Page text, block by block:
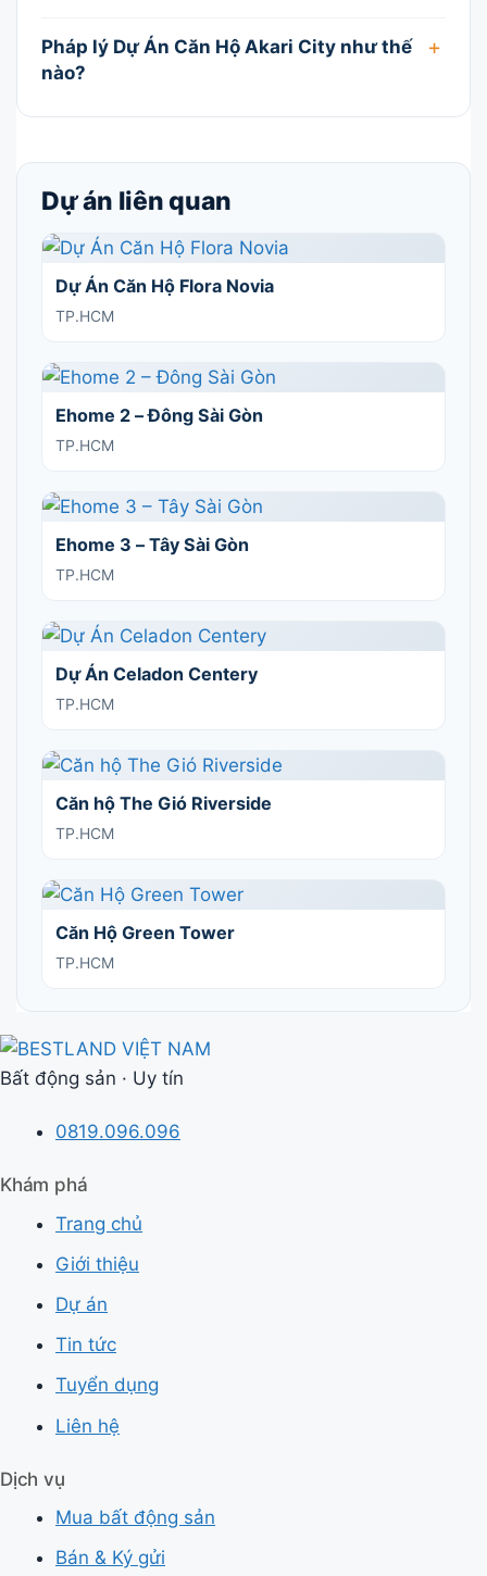
Pháp lý Dự Án Căn Hộ Akari City như thế
nào?
Dự án liên quan
Dự Án Căn Hộ Flora Novia
TP.HCM
Ehome 2 – Đông Sài Gòn
TP.HCM
Ehome 3 – Tây Sài Gòn
TP.HCM
Dự Án Celadon Centery
TP.HCM
Căn hộ The Gió Riverside
TP.HCM
Căn Hộ Green Tower
TP.HCM
Bất động sản · Uy tín
0819.096.096
Khám phá
Trang chủ
Giới thiệu
Dự án
Tin tức
Tuyển dụng
Liên hệ
Dịch vụ
Mua bất động sản
Bán & Ký gửi